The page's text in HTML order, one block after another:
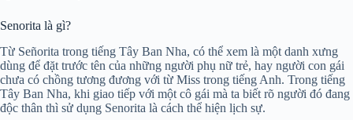
Senorita là gì?
Từ Señorita trong tiếng Tây Ban Nha, có thể xem là một danh xưng
dùng để đặt trước tên của những người phụ nữ trẻ, hay người con gái
chưa có chồng tương đương với từ Miss trong tiếng Anh. Trong tiếng
Tây Ban Nha, khi giao tiếp với một cô gái mà ta biết rõ người đó đang
độc thân thì sử dụng Senorita là cách thể hiện lịch sự.